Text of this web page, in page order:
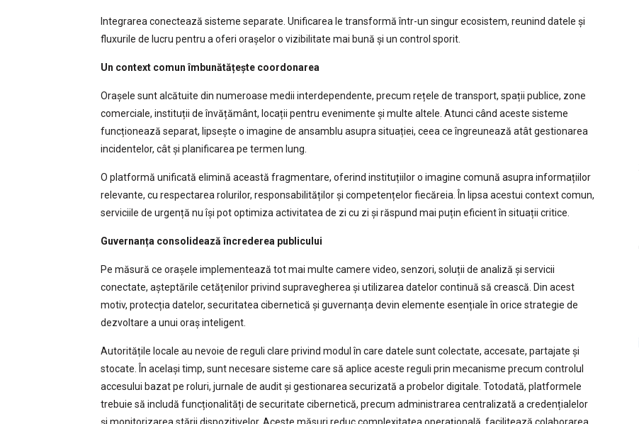
Integrarea conectează sisteme separate. Unificarea le transformă într-un singur ecosistem, reunind datele și
fluxurile de lucru pentru a oferi orașelor o vizibilitate mai bună și un control sporit.
Un context comun îmbunătățește coordonarea
Orașele sunt alcătuite din numeroase medii interdependente, precum rețele de transport, spații publice, zone
comerciale, instituții de învățământ, locații pentru evenimente și multe altele. Atunci când aceste sisteme
funcționează separat, lipsește o imagine de ansamblu asupra situației, ceea ce îngreunează atât gestionarea
incidentelor, cât și planificarea pe termen lung.
O platformă unificată elimină această fragmentare, oferind instituțiilor o imagine comună asupra informațiilor
relevante, cu respectarea rolurilor, responsabilităților și competențelor fiecăreia. În lipsa acestui context comun,
serviciile de urgență nu își pot optimiza activitatea de zi cu zi și răspund mai puțin eficient în situații critice.
Guvernanța consolidează încrederea publicului
Pe măsură ce orașele implementează tot mai multe camere video, senzori, soluții de analiză și servicii
conectate, așteptările cetățenilor privind supravegherea și utilizarea datelor continuă să crească. Din acest
motiv, protecția datelor, securitatea cibernetică și guvernanța devin elemente esențiale în orice strategie de
dezvoltare a unui oraș inteligent.
Autoritățile locale au nevoie de reguli clare privind modul în care datele sunt colectate, accesate, partajate și
stocate. În același timp, sunt necesare sisteme care să aplice aceste reguli prin mecanisme precum controlul
accesului bazat pe roluri, jurnale de audit și gestionarea securizată a probelor digitale. Totodată, platformele
trebuie să includă funcționalități de securitate cibernetică, precum administrarea centralizată a credențialelor